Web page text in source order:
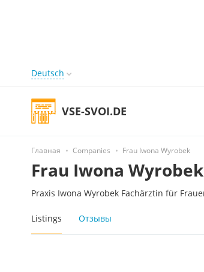
Deutsch
VSE-SVOI.DE
Главная Companies Frau Iwona Wyrobek
Frau Iwona Wyrobek
Praxis Iwona Wyrobek Fachärztin für
Listings Отзывы